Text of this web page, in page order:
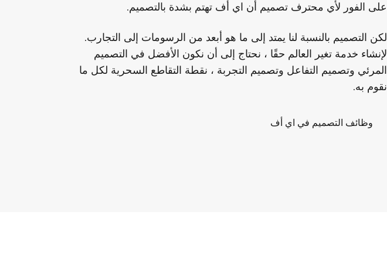
على الفور لأي محترف تصميم أن اي أف تهتم بشدة بالتصميم.
لكن التصميم بالنسبة لنا يمتد إلى ما هو أبعد من الرسومات إلى التجارب.
لإنشاء خدمة تغير العالم حقًا ، نحتاج إلى أن نكون الأفضل في التصميم
المرئي وتصميم التفاعل وتصميم التجربة ، نقطة التقاطع السحرية لكل ما
نقوم به.
وظائف التصميم في اي أف